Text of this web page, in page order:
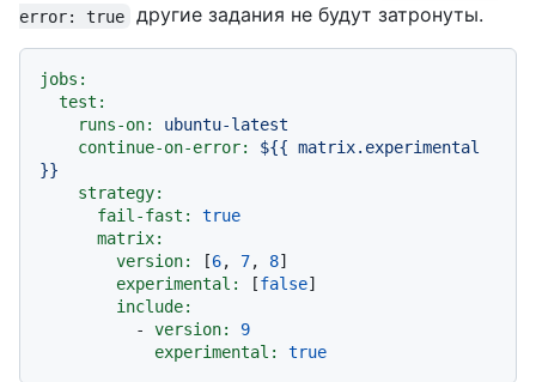
error: true
другие задания не будут затронуты.
jobs:
test:
runs-on:
ubuntu-latest
continue-on-error:
${{ matrix.experimental
}}
strategy:
fail-fast:
true
matrix:
version:
[6, 7, 8]
experimental:
[false]
include:
-
version:
9
experimental:
true